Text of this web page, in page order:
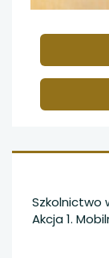
Szkolnictwo
Akcja 1.